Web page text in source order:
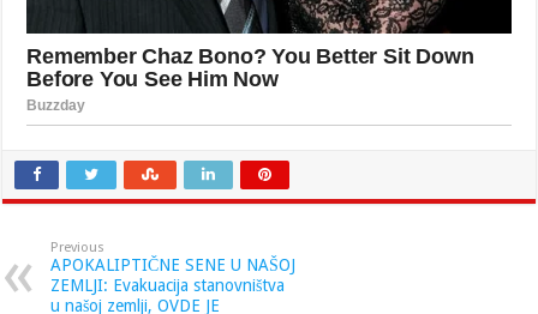
Previous
APOKALIPTIČNE SENE U NAŠOJ
ZEMLJI: Evakuacija stanovništva
u našoj zemlji, OVDE JE